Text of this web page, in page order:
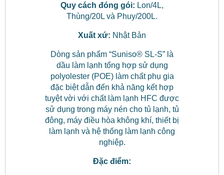
Quy cách đóng gói: Lon/4L,
Thùng/20L và Phuy/200L.
Xuất xứ: Nhật Bản
Dòng sản phẩm “Suniso® SL-S” là
dầu làm lạnh tổng hợp sử dụng
polyolester (POE) làm chất phụ gia
đặc biệt dẫn đến khả năng kết hợp
tuyệt vời với chất làm lạnh HFC được
sử dụng trong máy nén cho tủ lạnh, tủ
đông, máy điều hòa không khí, thiết bị
làm lạnh và hệ thống làm lạnh công
nghiệp.
Đặc điểm: